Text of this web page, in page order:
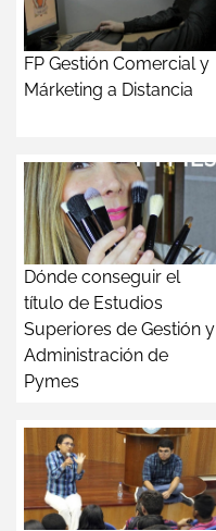
FP Gestión Comercial y
Márketing a Distancia
Dónde conseguir el
título de Estudios
Superiores de Gestión y
Administración de
Pymes